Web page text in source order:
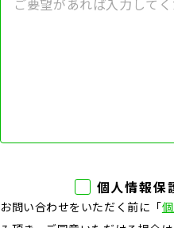
個人情報保
お問い合わせをいただく前に「